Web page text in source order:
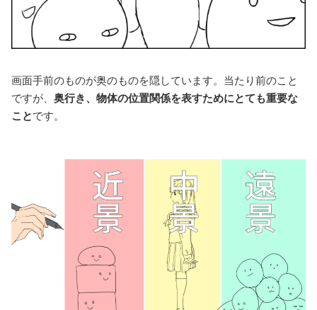
画面手前のものが奥のものを隠しています。当たり前のこと
ですが、 奥行き、物体の位置関係を表すためにとても重要な
ことです。